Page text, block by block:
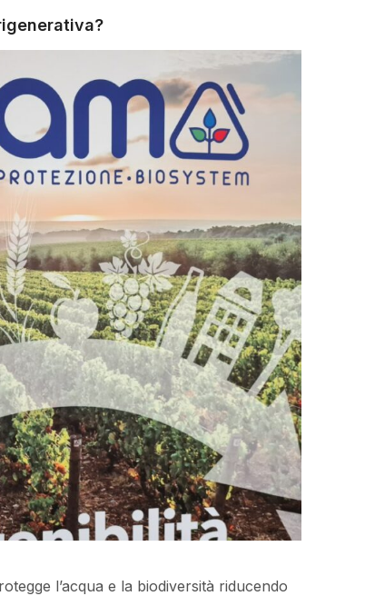
l’acqua e la biodiversità riducendo